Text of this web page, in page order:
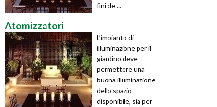
fini de ...
Atomizzatori
L’impianto di
illuminazione per il
giardino deve
permettere una
buona illuminazione
dello spazio
disponibile, sia per